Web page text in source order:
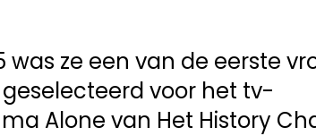
was ze een van de eerste
voor het tv-
Alone van Het History